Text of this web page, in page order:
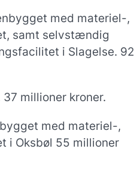
med materiel-,
samt selvstændig
i Slagelse. 92
millioner kroner.
med materiel-,
i Oksbøl 55 millioner